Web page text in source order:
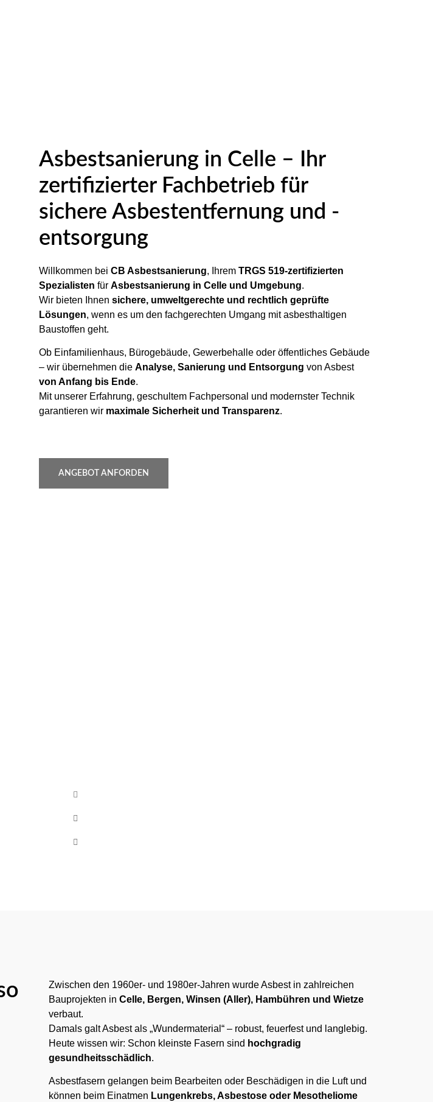
Asbestsanierung in Celle – Ihr
zertifizierter Fachbetrieb für
sichere Asbestentfernung und -
entsorgung
Willkommen bei CB Asbestsanierung, Ihrem TRGS 519-zertifizierten
Spezialisten für Asbestsanierung in Celle und Umgebung.
Wir bieten Ihnen sichere, umweltgerechte und rechtlich geprüfte
Lösungen, wenn es um den fachgerechten Umgang mit asbesthaltigen
Baustoffen geht.
Ob Einfamilienhaus, Bürogebäude, Gewerbehalle oder öffentliches Gebäude
– wir übernehmen die Analyse, Sanierung und Entsorgung von Asbest
von Anfang bis Ende.
Mit unserer Erfahrung, geschultem Fachpersonal und modernster Technik
garantieren wir maximale Sicherheit und Transparenz.
ANGEBOT ANFORDEN
Zwischen den 1960er- und 1980er-Jahren wurde Asbest in zahlreichen
Bauprojekten in Celle, Bergen, Winsen (Aller), Hambühren und Wietze
verbaut.
Damals galt Asbest als „Wundermaterial“ – robust, feuerfest und langlebig.
Heute wissen wir: Schon kleinste Fasern sind hochgradig
gesundheitsschädlich.
Asbestfasern gelangen beim Bearbeiten oder Beschädigen in die Luft und
können beim Einatmen Lungenkrebs, Asbestose oder Mesotheliome